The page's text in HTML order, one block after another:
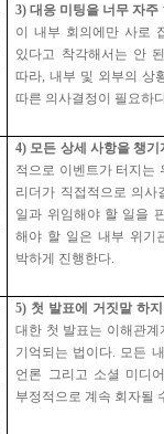
3)대응 미팅을 너무 자주
이 내부 회의에만 사로
있다고 착각해서는 안
따라,내부 및 외부의 상
따른 의사결정이 필요하
4) 모든 상세 사항을 챙기
적으로 이벤트가 터지는
리더가 직접적으로 의사
일과 위임해야 할 일을
해야 할 일은 내부 위기
박하게 진행한다.
5) 첫 발표에 거짓말 하
대한 첫 발표는 이해관
기억되는 법이다. 모든
언론 그리고 소셜 미디
부정적으로 계속 회자될